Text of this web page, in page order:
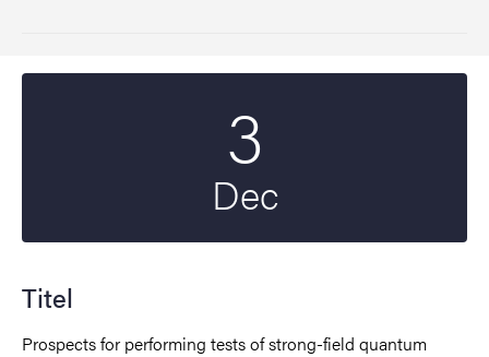
3
Dec
Titel
Prospects for performing tests of strong-field quantum